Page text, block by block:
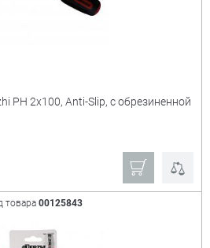
PH 2х100, Anti-Slip, с обрезиненной
товара 00125843